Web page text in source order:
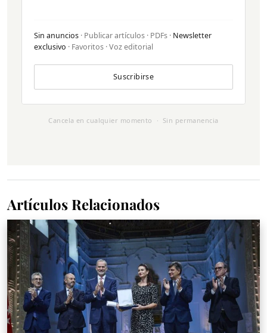
Sin anuncios · Publicar artículos · PDFs · Newsletter
exclusivo · Favoritos · Voz editorial
Suscribirse
Cancela en cualquier momento · Sin permanencia
Artículos Relacionados